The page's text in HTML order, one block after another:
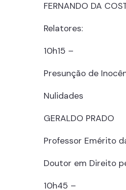
FERNANDO DA
Relatores:
10h15 –
Presunção de
Nulidades
GERALDO PRADO
Professor Emérito
Doutor em Direito
10h45 –